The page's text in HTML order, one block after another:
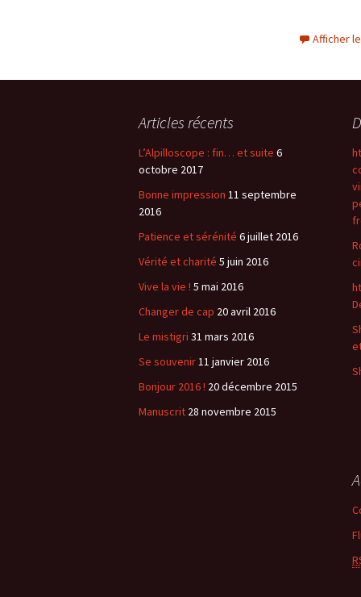
Afficher
Articles récents
L’Alpilloscope : fin… et suite 6
octobre 2017
Bonne impression 11 septembre
2016
Patience et sérénité 6 juillet 2016
Vérité et charité 5 juin 2016
Vive la vie ! 5 mai 2016
Changer de cap 20 avril 2016
Le mistigri 31 mars 2016
Se souvenir11 janvier 2016
Bonjour 2016 ! 20 décembre 2015
Manuscrit 28 novembre 2015